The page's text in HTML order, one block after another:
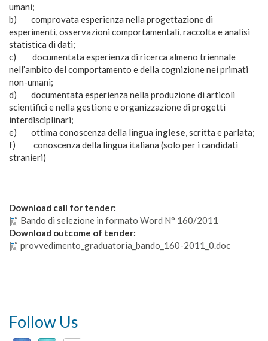
umani;
b) comprovata esperienza nella progettazione di
esperimenti, osservazioni comportamentali, raccolta e analisi
statistica di dati;
c) documentata esperienza di ricerca almeno triennale
nell’ambito del comportamento e della cognizione nei primati
non-umani;
d) documentata esperienza nella produzione di articoli
scientifici e nella gestione e organizzazione di progetti
interdisciplinari;
e) ottima conoscenza della lingua inglese , scritta e parlata;
f) conoscenza della lingua italiana (solo per i candidati
stranieri)
Download call for tender:
Bando di selezione in formato Word N° 160/2011
Download outcome of tender:
provvedimento_graduatoria_bando_160-2011_0.doc
Follow Us